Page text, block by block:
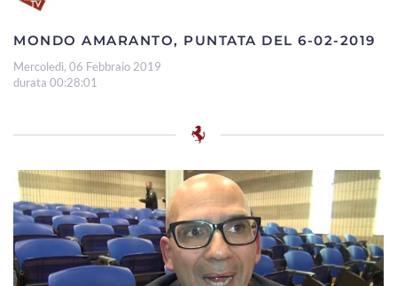
MONDO AMARANTO, PUNTATA DEL 6-02-2019
Mercoledì, 06 Febbraio 2019
durata 00:28:01